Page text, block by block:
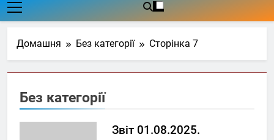
Домашня Без категорії Сторінка 7
Без категорії
Звіт 01.08.2025.